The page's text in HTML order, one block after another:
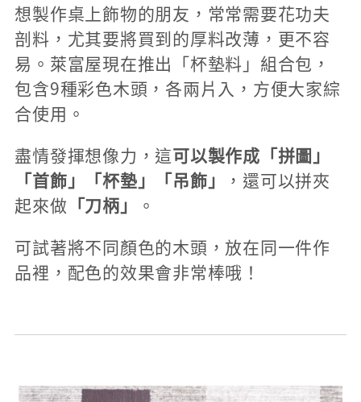
想製作桌上飾物的朋友，常常需要花功夫
剖料，尤其要將買到的厚料改薄，更不容
易。萊富屋現在推出「杯墊料」組合包，
包含9種彩色木頭，各兩片入，方便大家綜
合使用。
盡情發揮想像力，這可以製作成「拼圖」
「首飾」「杯墊」「吊飾」
，還可以拼夾
起來做 「刀柄」
。
可試著將不同顏色的木頭，放在同一件作
品裡，配色的效果會非常棒哦！